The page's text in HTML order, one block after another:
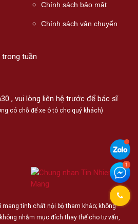
Chính sách bảo mật
Chính sách vận chuyển
tuần
, vui lòng liên hệ trước để bác sĩ
có chỗ để xe ô tô cho quý khách)
tính chất nội bộ tham khảo; không
nhằm mục đích thay thế cho tư vấn,